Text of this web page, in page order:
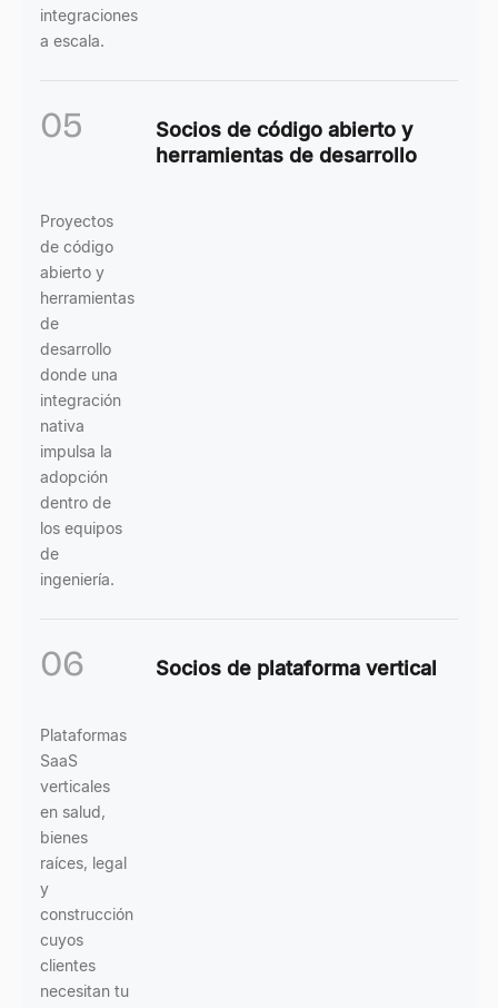
integraciones
a escala.
05
Socios de código abierto y
herramientas de desarrollo
Proyectos
de código
abierto y
herramientas
de
desarrollo
donde una
integración
nativa
impulsa la
adopción
dentro de
los equipos
de
ingeniería.
06 Socios de plataforma vertical
Plataformas
SaaS
verticales
en salud,
bienes
raíces, legal
y
construcción
cuyos
clientes
necesitan tu